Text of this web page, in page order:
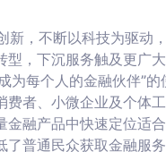
，不断以科技为驱动
，下沉服务触及更广
每个人的金融伙伴”
者、小微企业及个体
融产品中快速定位适
普通民众获取金融服务